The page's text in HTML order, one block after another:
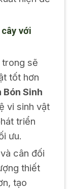
với
sẽ
tốt hơn
Bón Sinh
vi sinh vật
triển
ưu.
cân đối
thiết
tạo